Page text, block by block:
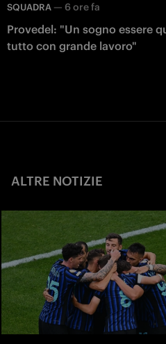
SQUADRA — 6 ore fa
Provedel: "Un sogno essere
tutto con grande lavoro"
ALTRE NOTIZIE